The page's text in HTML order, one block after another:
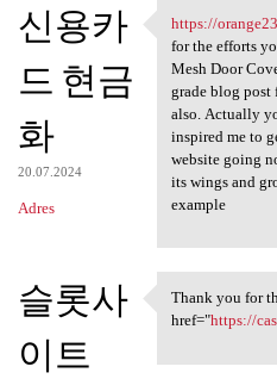
신용카
드 현금
화
20.07.2024
Adres
https://
https://
for the efforts
Mesh Door
grade blog post
also. Actually
inspired me to
website going
its wings and
example
슬롯사
이트
Thank you
Thank you for
href="https://